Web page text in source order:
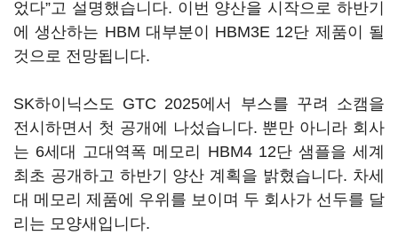
었다”고 설명했습니다. 이번 양산을 시작으로 하반기
에 생산하는 HBM 대부분이 HBM3E 12단 제품이 될
것으로 전망됩니다.
SK하이닉스도 GTC 2025에서 부스를 꾸려 소캠을
전시하면서 첫 공개에 나섰습니다. 뿐만 아니라 회사
는 6세대 고대역폭 메모리 HBM4 12단 샘플을 세계
최초 공개하고 하반기 양산 계획을 밝혔습니다. 차세
대 메모리 제품에 우위를 보이며 두 회사가 선두를 달
리는 모양새입니다.